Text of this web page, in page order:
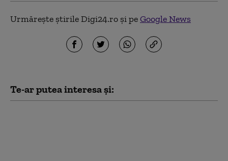
Urmărește știrile Digi24.ro și peGoogle News
Te-ar putea interesa și: